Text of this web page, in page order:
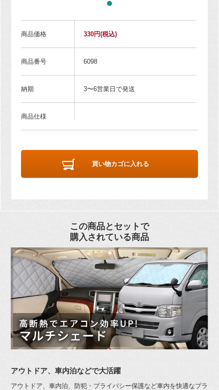
商品価格 330円(税込)
商品番号 6098
納期 3〜6営業日で発送
商品仕様
買い物カゴに入れる
この商品とセットで
購入されている商品
アウトドア、車内泊などで大活躍
アウトドア、車内泊、防犯・プライバシー保護など車内を快適なプラ